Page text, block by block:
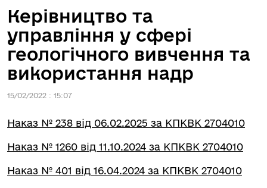
Керівництво та
управління у сфері
геологічного вивчення та
використання надр
15/02/2022 : 15:07
Наказ № 238 від 06.02.2025 за КПКВК 2704010
Наказ № 1260 від 11.10.2024 за КПКВК 2704010
Наказ № 401 від 16.04.2024 за КПКВК 2704010